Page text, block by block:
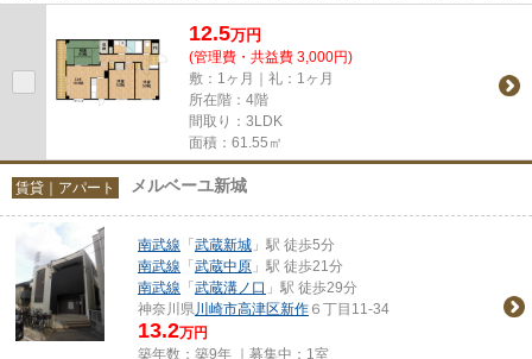
時無料駐車場有（要電話予約...
12.5万円
(管理費・共益費 3,000円)
敷：1ヶ月｜礼：1ヶ月
所在階：4階
間取り：3LDK
面積：61.55㎡
賃貸｜アパート メルベーユ新城
南武線 「武蔵新城 」駅 徒歩5分
南武線 「武蔵中原 」駅 徒歩21分
南武線 「武蔵溝ノ口 」駅 徒歩29分
神奈川県川崎市高津区新作 ６丁目11-34
13.2万円
築年数：築9年 ｜募集中： 1室